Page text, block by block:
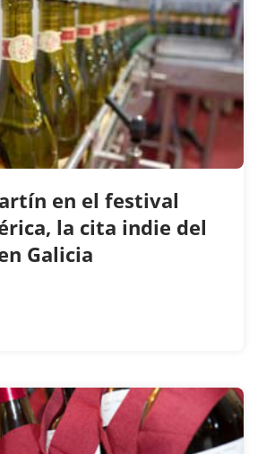
en el festival
la cita indie del
Galicia